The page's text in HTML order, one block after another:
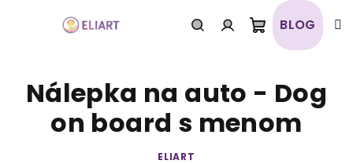
PrihlásenieNákupný
košík
BLOG
Nálepka na auto - Dog
on board s menom
ELIART